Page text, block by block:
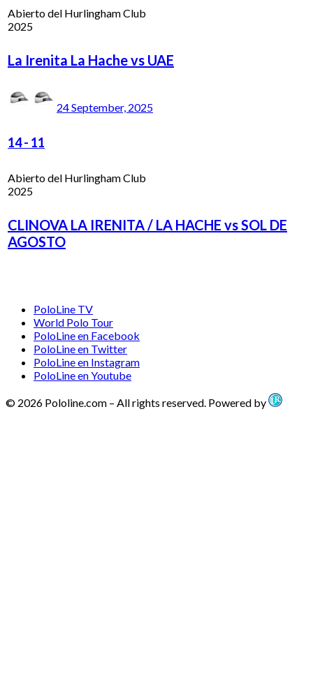
Abierto del Hurlingham Club
2025
La Irenita La Hache vs UAE
24 September, 2025
14- 11
Abierto del Hurlingham Club
2025
CLINOVA LA IRENITA / LA HACHE vs SOL DE
AGOSTO
PoloLine TV
World Polo Tour
PoloLine en Facebook
PoloLine en Twitter
PoloLine en Instagram
PoloLine en Youtube
© 2026 Pololine.com – All rights reserved. Powered by